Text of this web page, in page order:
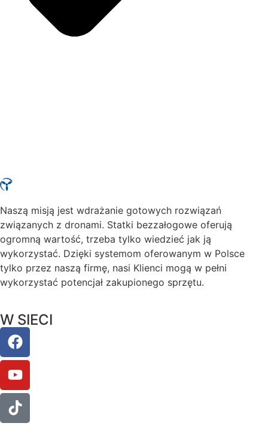
Naszą misją jest wdrażanie gotowych rozwiązań
związanych z dronami. Statki bezzałogowe oferują
ogromną wartość, trzeba tylko wiedzieć jak ją
wykorzystać. Dzięki systemom oferowanym w Polsce
tylko przez naszą firmę, nasi Klienci mogą w pełni
wykorzystać potencjał zakupionego sprzętu.
W SIECI